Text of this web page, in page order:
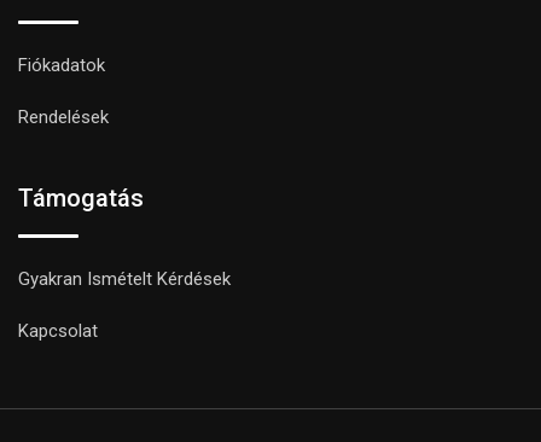
Fiókadatok
Rendelések
Támogatás
Gyakran Ismételt Kérdések
Kapcsolat